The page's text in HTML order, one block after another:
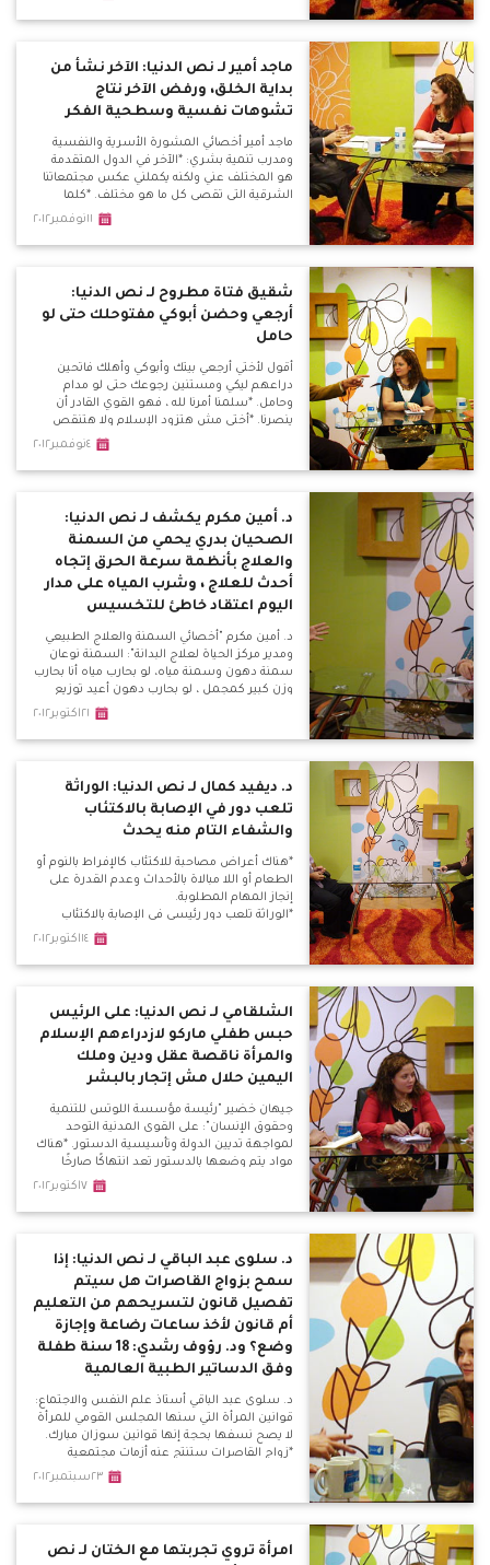
الشعب الذين لا يملكون العلم
ماجد أمير لـ نص الدنيا: الآخر نشأ من
بداية الخلق، ورفض الآخر نتاج
تشوهات نفسية وسطحية الفكر
ماجد أمير أخصائي المشورة الأسرية والنفسية
ومدرب تنمية بشري: *الآخر في الدول المتقدمة
هو المختلف عني ولكنه يكملني عكس مجتمعاتنا
الشرقية التي تقصي كل ما هو مختلف. *كلما
أتسع المرء في ثقافته وإطلاعه كلما زادت مساحة
١١نوفمبر٢٠١٢
شقيق فتاة مطروح لـ نص الدنيا:
أرجعي وحضن أبوكي مفتوحلك حتى لو
حامل
أقول لأختي أرجعي بيتك وأبوكي وأهلك فاتحين
دراعهم ليكي ومستنين رجوعك حتى لو مدام
وحامل. *سلمنا أمرنا لله ، فهو القوي القادر أن
ينصرنا. *أختي مش هتزود الإسلام ولا هتنقص
المسيحية ... أقول للسلفيين رجعوها وجاهدوا
بنت من حضن أهلها. الداعية الإسلامي حسن
بيحصل من السلفيين دة.
٤نوفمبر٢٠١٢
د. أمين مكرم يكشف لـ نص الدنيا:
الصحيان بدري يحمي من السمنة
والعلاج بأنظمة سرعة الحرق إتجاه
أحدث للعلاج ، وشرب المياه على مدار
اليوم اعتقاد خاطئ للتخسيس
د. أمين مكرم "أخصائي السمنة والعلاج الطبيعي
ومدير مركز الحياة لعلاج البدانة": السمنة نوعان
سمنة دهون وسمنة مياه، لو بحارب مياه أنا بحارب
وزن كبير كمجمل ، لو بحارب دهون أعيد توزيع
الدهون الموزعة بشكل خاطئ. *زيادة الوزن من
إذا تعدى الـ 30 فإنه يعاني سمنة مفرطة، إذا تعدى
٢١اكتوبر٢٠١٢
د. ديفيد كمال لـ نص الدنيا: الوراثة
تلعب دور في الإصابة بالاكتئاب
والشفاء التام منه يحدث
*هناك أعراض مصاحبة للاكتئاب كالإفراط بالنوم أو
الطعام أو اللا مبالاة بالأحداث وعدم القدرة على
إنجاز المهام المطلوبة.
*الوراثة تلعب دور رئيسي في الإصابة بالاكتئاب
والسلوكي يستخدم في علاج الاكتئاب العرضي ،
١٤اكتوبر٢٠١٢
الشلقامي لـ نص الدنيا: على الرئيس
حبس طفلي ماركو لازدراءهم الإسلام
والمرأة ناقصة عقل ودين وملك
اليمين حلال مش إتجار بالبشر
جيهان خضير "رئيسة مؤسسة اللوتس للتنمية
وحقوق الإنسان": على القوى المدنية التوحد
لمواجهة تديين الدولة وتأسيسية الدستور. *هناك
مواد يتم وضعها بالدستور تعد انتهاكًا صارخًا
لحقوق المرأة والطفل. *أسامة عثمان "عضو
الإسلام في شيء.
٧اكتوبر٢٠١٢
د. سلوى عبد الباقي لـ نص الدنيا: إذا
سمح بزواج القاصرات هل سيتم
تفصيل قانون لتسريحهم من التعليم
أم قانون لأخذ ساعات رضاعة وإجازة
وضع؟ ود. رؤوف رشدي: 18 سنة طفلة
وفق الدساتير الطبية العالمية
د. سلوى عبد الباقي أستاذ علم النفس والاجتماع:
قوانين المرأة التي سنها المجلس القومي للمرأة
لا يصح نسفها بحجة إنها قوانين سوزان مبارك.
*زواج القاصرات ستنتج عنه أزمات مجتمعية
حقيقية ومنها أطفال الشوارع وفتيات الليل
على أرض الواقع بمصر ولن يقبله المصري
٢٣سبتمبر٢٠١٢
امرأة تروي تجربتها مع الختان لـ نص